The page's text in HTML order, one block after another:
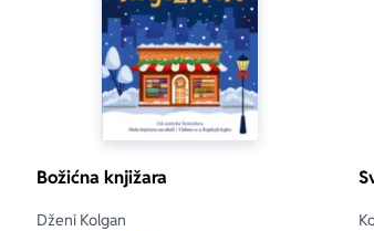
Božićna knjižara
Dženi Kolgan